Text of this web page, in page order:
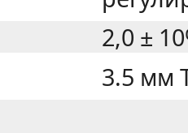
2,0 ±
3.5 мм